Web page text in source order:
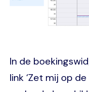
In de
link ‘Zet mij op